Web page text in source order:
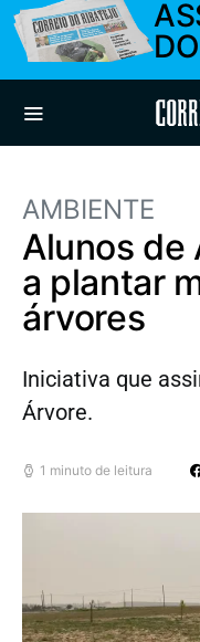
AMBIENTE
Alunos de
a plantar
árvores
Iniciativa que
Árvore.
1 minuto de leitura